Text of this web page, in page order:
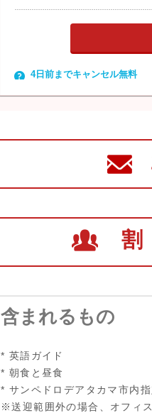
4日前までキャンセル無料
含まれるもの
* 英語ガイド
* 朝食と昼食
* サンペドロデアタカマ市内指
※送迎範囲外の場合、オフィ